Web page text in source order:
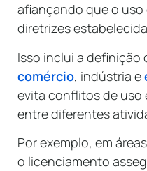
afiançando que o
diretrizes
Isso inclui a definição
comércio, indústria e
evita conflitos de uso
entre diferentes
Por exemplo, em
o licenciamento